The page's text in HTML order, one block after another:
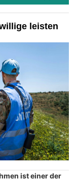
leisten
ist einer der